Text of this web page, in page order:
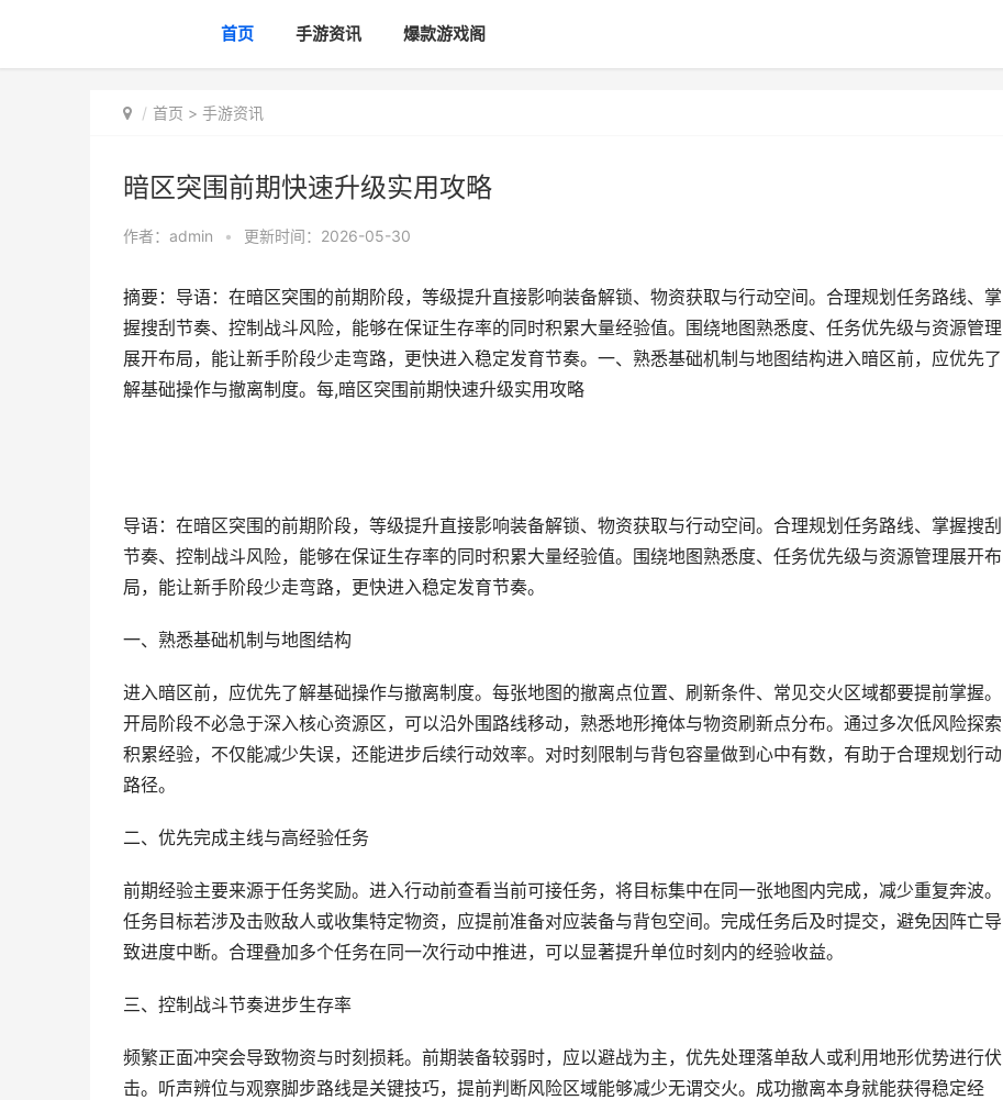
首页 手游资讯 爆款游戏阁
首页 > 手游资讯
暗区突围前期快速升级实用攻略
作者： admin • 更新时间：2026-05-30
摘要：导语：在暗区突围的前期阶段，等级提升直接影响装备解锁、物资获取与行动空间。合理规划任务路线、掌
握搜刮节奏、控制战斗风险，能够在保证生存率的同时积累大量经验值。围绕地图熟悉度、任务优先级与资源管理
展开布局，能让新手阶段少走弯路，更快进入稳定发育节奏。一、熟悉基础机制与地图结构进入暗区前，应优先了
解基础操作与撤离制度。每,暗区突围前期快速升级实用攻略
导语：在暗区突围的前期阶段，等级提升直接影响装备解锁、物资获取与行动空间。合理规划任务路线、掌握搜刮
节奏、控制战斗风险，能够在保证生存率的同时积累大量经验值。围绕地图熟悉度、任务优先级与资源管理展开布
局，能让新手阶段少走弯路，更快进入稳定发育节奏。
一、熟悉基础机制与地图结构
进入暗区前，应优先了解基础操作与撤离制度。每张地图的撤离点位置、刷新条件、常见交火区域都要提前掌握。
开局阶段不必急于深入核心资源区，可以沿外围路线移动，熟悉地形掩体与物资刷新点分布。通过多次低风险探索
积累经验，不仅能减少失误，还能进步后续行动效率。对时刻限制与背包容量做到心中有数，有助于合理规划行动
路径。
二、优先完成主线与高经验任务
前期经验主要来源于任务奖励。进入行动前查看当前可接任务，将目标集中在同一张地图内完成，减少重复奔波。
任务目标若涉及击败敌人或收集特定物资，应提前准备对应装备与背包空间。完成任务后及时提交，避免因阵亡导
致进度中断。合理叠加多个任务在同一次行动中推进，可以显著提升单位时刻内的经验收益。
三、控制战斗节奏进步生存率
频繁正面冲突会导致物资与时刻损耗。前期装备较弱时，应以避战为主，优先处理落单敌人或利用地形优势进行伏
击。听声辨位与观察脚步路线是关键技巧，提前判断风险区域能够减少无谓交火。成功撤离本身就能获得稳定经